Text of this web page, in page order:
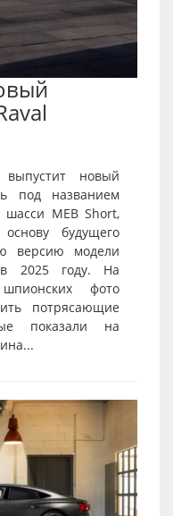
новый
под названием
шасси MEB Short,
будущего
версию модели
в 2025 году. На
фото
потрясающие
показали на